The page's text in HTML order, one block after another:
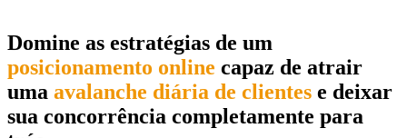
Domine as estratégias de um
posicionamento online capaz de atrair
uma avalanche diária de clientes e deixar
sua concorrência completamente para